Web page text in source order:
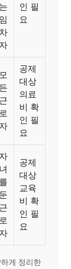
는
임
차
자
인 필
요
모
든
근
로
자
공제
대상
의료
비 확
인 필
요
자
녀
를
둔
근
로
자
공제
대상
교육
비 확
인 필
요
게 정리한